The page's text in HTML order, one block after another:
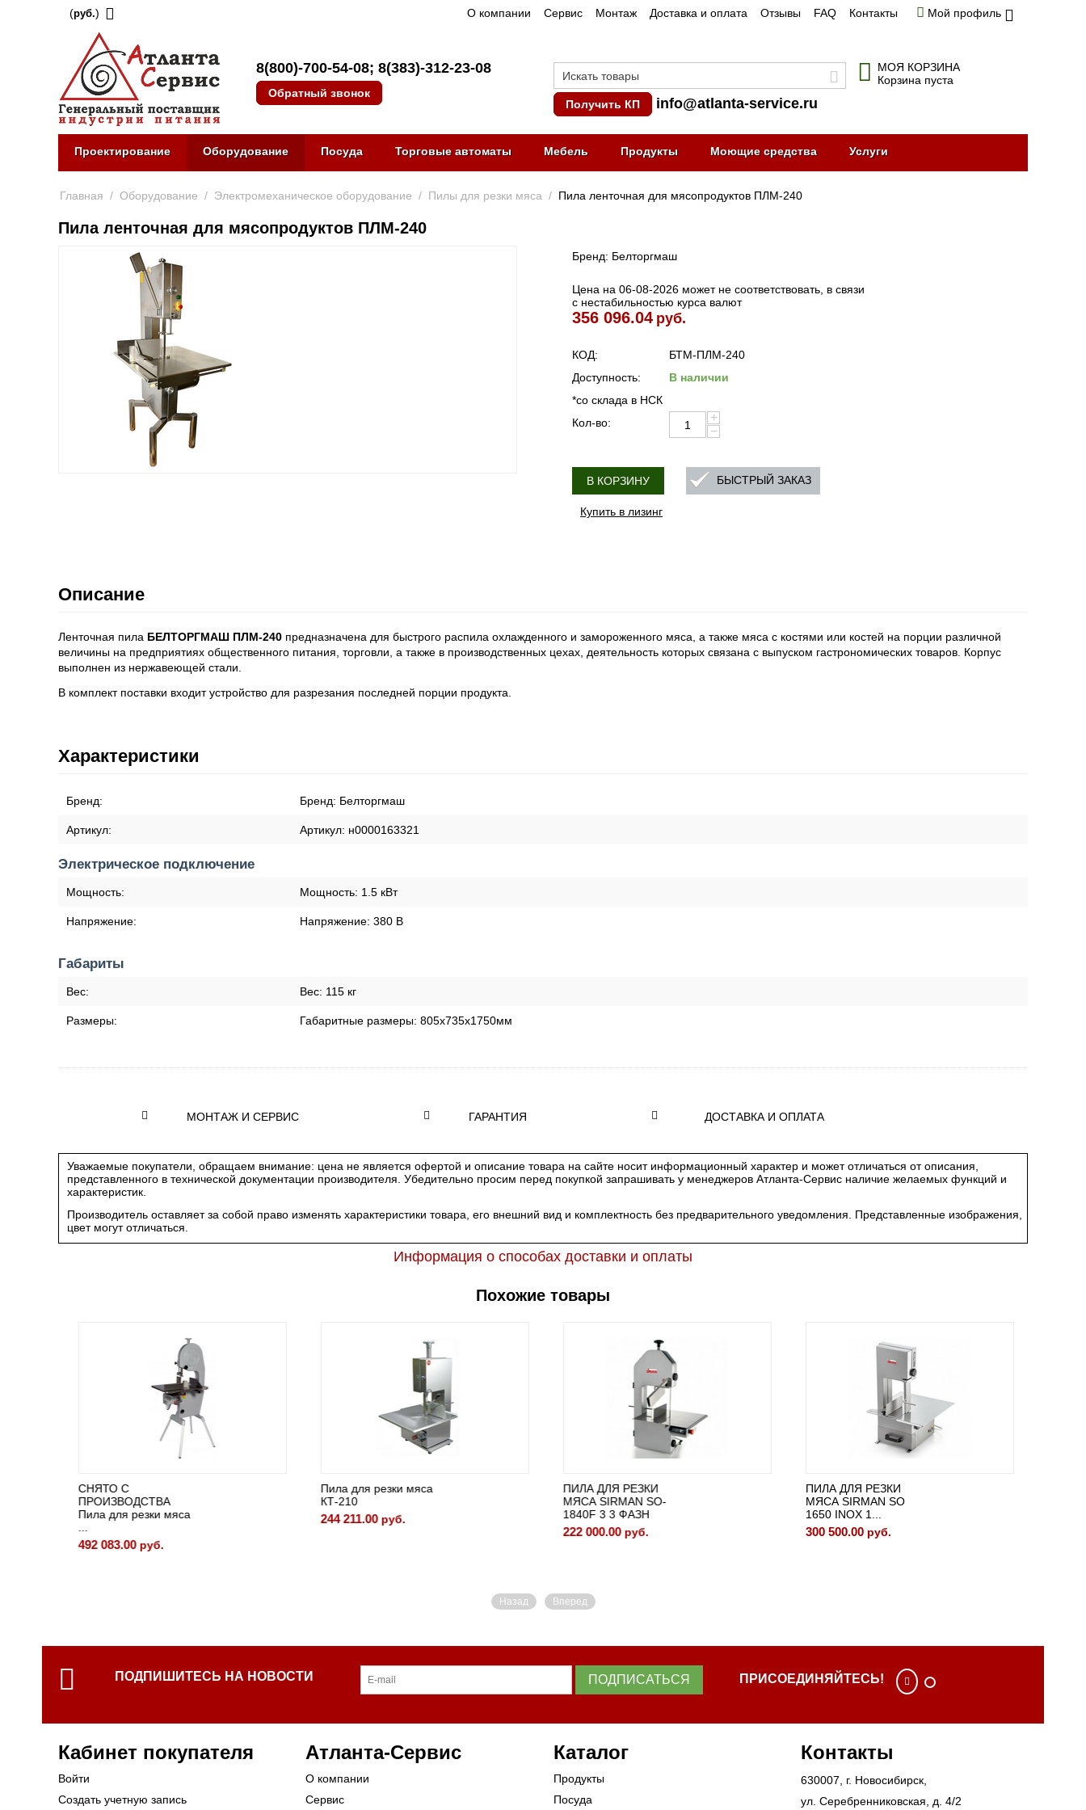
(руб.) О компании Сервис Монтаж Доставка и оплата Отзывы FAQ Контакты Мой профиль
8(800)-700-54-08; 8(383)-312-23-08
Обратный звонок
Получить КП
info@atlanta-service.ru
МОЯ КОРЗИНА
Корзина пуста
Проектирование Оборудование Посуда Торговые автоматы Мебель Продукты Моющие средства Услуги
Главная / Оборудование / Электромеханическое оборудование / Пилы для резки мяса / Пила ленточная для мясопродуктов ПЛМ-240
Пила ленточная для мясопродуктов ПЛМ-240
Бренд: Белторгмаш
Цена на 06-08-2026 может не соответствовать, в связи
с нестабильностью курса валют
356 096.04 руб.
КОД:
БТМ-ПЛМ-240
Доступность:
В наличии
*со склада в НСК
Кол-во:
+
−
В КОРЗИНУ
Купить в лизинг
БЫСТРЫЙ ЗАКАЗ
Описание
Ленточная пила БЕЛТОРГМАШ ПЛМ-240 предназначена для быстрого распила охлажденного и замороженного мяса, а также мяса с костями или костей на порции различной
величины на предприятиях общественного питания, торговли, а также в производственных цехах, деятельность которых связана с выпуском гастрономических товаров. Корпус
выполнен из нержавеющей стали.
В комплект поставки входит устройство для разрезания последней порции продукта.
Характеристики
Бренд: Бренд: Белторгмаш
Артикул: Артикул: н0000163321
Электрическое подключение
Мощность: Мощность: 1.5 кВт
Напряжение: Напряжение: 380 В
Габариты
Вес: Вес: 115 кг
Размеры: Габаритные размеры: 805х735х1750мм
МОНТАЖ И СЕРВИС ГАРАНТИЯ ДОСТАВКА И ОПЛАТА
Уважаемые покупатели, обращаем внимание: цена не является офертой и описание товара на сайте носит информационный характер и может отличаться от описания,
представленного в технической документации производителя. Убедительно просим перед покупкой запрашивать у менеджеров Атланта-Сервис наличие желаемых функций и
характеристик.
Производитель оставляет за собой право изменять характеристики товара, его внешний вид и комплектность без предварительного уведомления. Представленные изображения,
цвет могут отличаться.
Информация о способах доставки и оплаты
Похожие товары
СНЯТО С
ПРОИЗВОДСТВА
Пила для резки мяса
492 083.00 руб.
Пила для резки мяса
КТ-210
244 211.00 руб.
ПИЛА ДЛЯ РЕЗКИ
МЯСА SIRMAN SO-
1840F 3 3 ФАЗН
222 000.00 руб.
ПИЛА ДЛЯ РЕЗКИ
МЯСА SIRMAN SO
1650 INOX 1...
300 500.00 руб.
Назад Вперед
ПОДПИШИТЕСЬ НА НОВОСТИ ПОДПИСАТЬСЯ ПРИСОЕДИНЯЙТЕСЬ!
Кабинет покупателя
Войти
Создать учетную запись
Атланта-Сервис
О компании
Сервис
Каталог
Продукты
Посуда
Контакты
630007 , г. Новосибирск
ул. Серебренниковская, д. 4/2